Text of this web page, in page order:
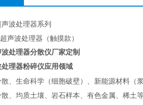
波处理器系列
声波处理器（触摸款）
处理器分散仪厂家定制
理器粉碎仪应用领域
、生命科学（细胞破壁）、新能源材料（
、均质土壤、岩石样本、有色金属、稀土